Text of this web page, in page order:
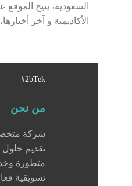
السعودية، يتيح
الأكاديمية و آخر
#2bTek
من نحن
شركة
تقديم حلول
متطورة
تسويقية